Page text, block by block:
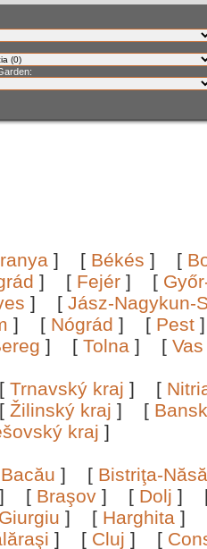
] [ Békés ] [
] [ Fejér ] [
] [ Jász-Nagykun-
] [ Nógrád ] [ Pest
] [ Tolna ] [ Vas
[ Trnavský kraj ] [
[ Žilinský kraj ] [
kraj ]
Bacău ] [ Bistriţa-
] [ Braşov ] [ Dolj ]
Giurgiu ] [ Harghita ]
] [ Cluj ] [